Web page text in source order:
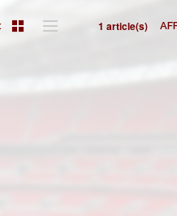
1 article(s)